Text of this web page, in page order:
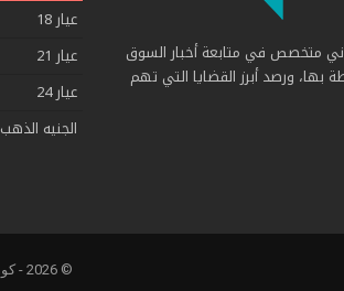
متخصص في متابعة أخبار السوق
بها، ورصد أبرز القضايا التي تهم
عيار 18
عيار 21
عيار 24
الجنيه الذهب
© 2026 - كوميونتي. جميع الحقوق محفوظة.